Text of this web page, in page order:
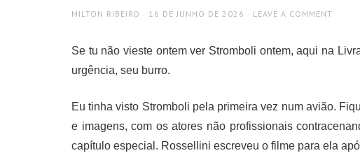
AUTHOR
MILTON RIBEIRO
POSTED
16 DE JUNHO DE 2026 LEAVE A COMMENT
Se tu não vieste ontem ver Stromboli ontem, aqui na
urgência, seu burro.
Eu tinha visto Stromboli pela primeira vez num avião.
e imagens, com os atores não profissionais
capítulo especial. Rossellini escreveu o filme para ela